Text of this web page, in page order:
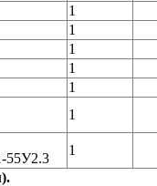
1
1
1
1
1
1
55У2.3
1